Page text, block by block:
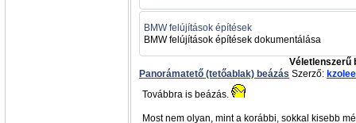
BMW felújítások építések
BMW felújítások építések dokumentálása
Véletlenszerű
Panorámatető (tetőablak) beázás Szerző: kzolee
Továbbra is beázás.
Most nem olyan, mint a korábbi, sokkal kisebb